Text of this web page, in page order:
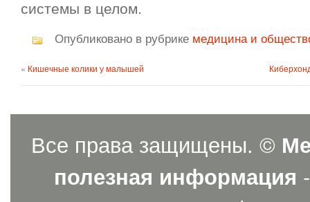
системы в целом.
Опубликовано в рубрике медицина и
« Кишечные колики у малышей
Все права защищены. ©
полезная информация